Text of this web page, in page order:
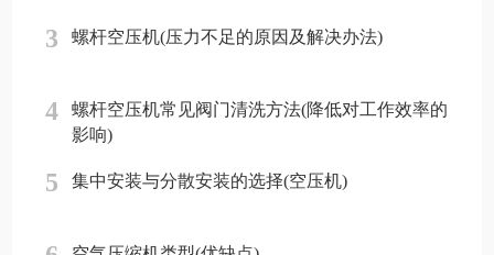
3 螺杆空压机(压力不足的原因及解决办法)
4
螺杆空压机常见阀门清洗方法(降低对工作效率的
影响)
5 集中安装与分散安装的选择(空压机)